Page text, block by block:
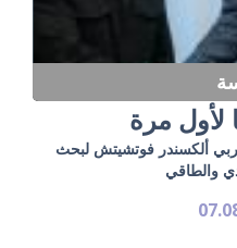
لأول مرة
ألكسندر فوتشيتش لبحث
والطاقي